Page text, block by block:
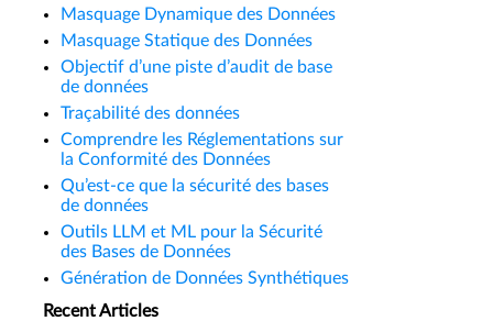
Masquage Dynamique des Données
Masquage Statique des Données
Objectif d’une piste d’audit de base
de données
Traçabilité des données
Comprendre les Réglementations sur
la Conformité des Données
Qu’est-ce que la sécurité des bases
de données
Outils LLM et ML pour la Sécurité
des Bases de Données
Génération de Données Synthétiques
Recent Articles